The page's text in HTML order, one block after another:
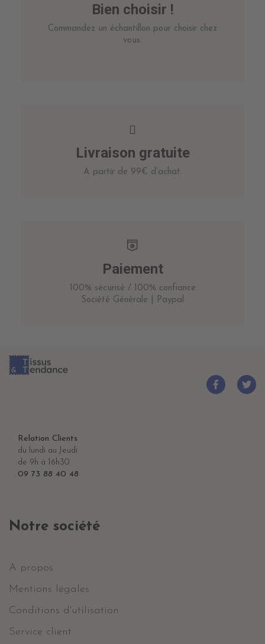
Bien choisir !
Commandez un échantillon pour choisir chez
vous.
Livraison gratuite
A partir de 99€ d’achat.
Paiement
100% sécurisé / 100% confiance
Société Générale | Paypal
Relation Clients
du lundi au Jeudi
de 9h à 16h30
09 73 88 40 48
Notre société
A propos
Mentions légales
Conditions d'utilisation
Service client